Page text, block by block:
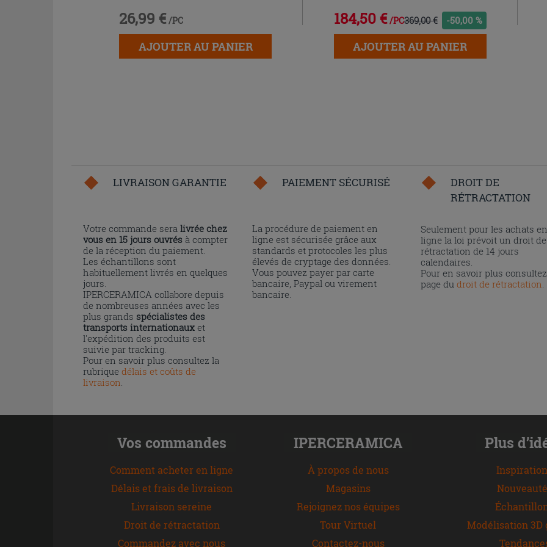
26,99 € /PC
AJOUTER AU PANIER
184,50 € /PC369,00 € -50,00 %
AJOUTER AU PANIER
LIVRAISON GARANTIE
Votre commande sera livrée chez
vous en 15 jours ouvrés à compter
de la réception du paiement.
Les échantillons sont
habituellement livrés en quelques
jours.
IPERCERAMICA collabore depuis
de nombreuses années avec les
plus grands spécialistes des
transports internationaux et
l'expédition des produits est
suivie par tracking.
Pour en savoir plus consultez la
rubrique délais et coûts de
livraison.
PAIEMENT SÉCURISÉ
La procédure de paiement en
ligne est sécurisée grâce aux
standards et protocoles les plus
élevés de cryptage des données.
Vous pouvez payer par carte
bancaire, Paypal ou virement
bancaire.
DROIT DE
RÉTRACTATION
Seulement pour les achats en
ligne la loi prévoit un droit de
rétractation de 14 jours
calendaires.
Pour en savoir plus
page dudroit de rétractation.
Vos commandes
Comment acheter en ligne
Délais et frais de livraison
Livraison sereine
Droit de rétractation
Commandez avec nous
IPERCERAMICA
À propos de nous
Magasins
Rejoignez nos équipes
Tour Virtuel
Contactez-nous
Plus
Modélisation 3D